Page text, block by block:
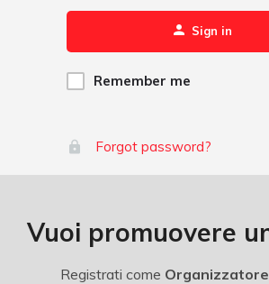
Sign in
Remember me
Forgot password?
Vuoi promuovere
Registrati come Organizzatore